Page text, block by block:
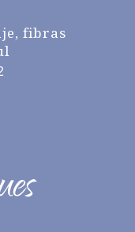
fibras